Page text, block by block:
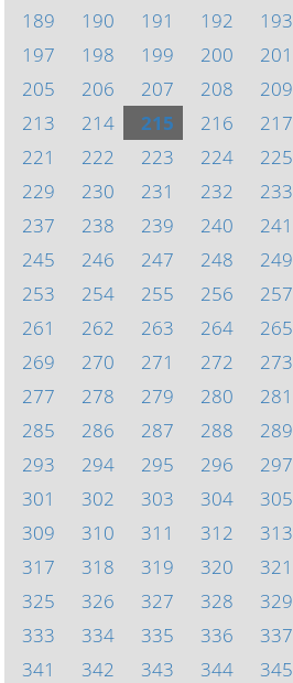
189
190 191 192 193
197
198 199 200 201
205
206 207 208 209
213
214 215 216 217
221
222 223 224 225
229
230 231 232 233
237
238 239 240 241
245
246 247 248 249
253
254 255 256 257
261
262 263 264 265
269
270 271 272 273
277
278 279 280 281
285
286 287 288 289
293
294 295 296 297
301
302 303 304 305
309
310 311 312 313
317
318 319 320 321
325
326 327 328 329
333
334 335 336 337
341
342 343 344 345